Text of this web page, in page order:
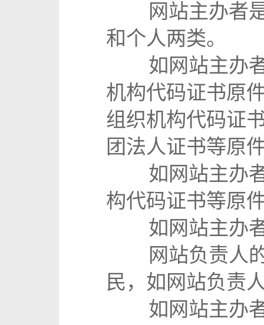
网站主办者是
和个人两类。
如网站主办者
机构代码证书原
组织机构代码证
团法人证书等原
如网站主办者
构代码证书等原
如网站主办者
网站负责人的
民，如网站负责
如网站主办者